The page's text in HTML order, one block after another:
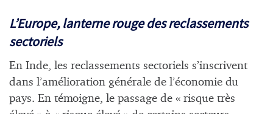
L’Europe, lanterne rouge des reclassements
sectoriels
En Inde, les reclassements sectoriels s’inscrivent
dans l’amélioration générale de l’économie du
pays. En témoigne, le passage de « risque très